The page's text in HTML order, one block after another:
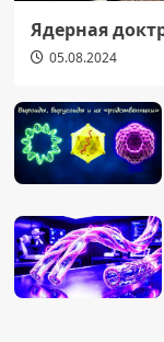
Ядерная
05.08.2024